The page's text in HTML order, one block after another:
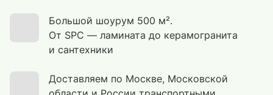
Большой шоурум 500 м².
От SPC — ламината до керамогранита
и сантехники
Доставляем по Москве, Московской